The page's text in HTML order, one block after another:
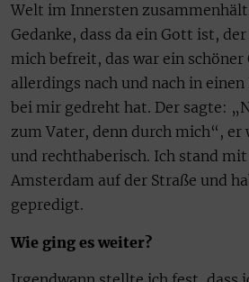
Welt im Innersten
Gedanke, dass da ein Gott ist,
mich befreit, das war ein schöner
allerdings nach und nach in
bei mir gedreht hat. Der sagte:
zum Vater, denn durch mich“, er
und rechthaberisch. Ich stand
Amsterdam auf der Straße und
gepredigt.
Wie ging es weiter?